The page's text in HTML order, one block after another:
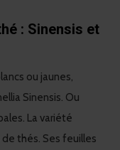
: Sinensis et
ou jaunes,
Sinensis. Ou
La variété
thés. Ses feuilles